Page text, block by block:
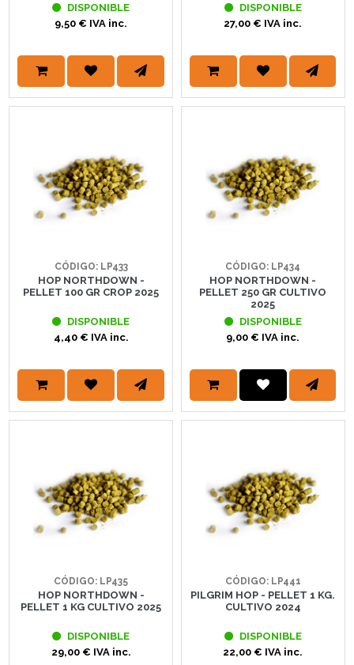
DISPONIBLE
9,50 € IVA inc.
DISPONIBLE
27,00 € IVA inc.
CÓDIGO: LP433
HOP NORTHDOWN -
PELLET 100 GR CROP 2025
DISPONIBLE
4,40 € IVA inc.
CÓDIGO: LP434
HOP NORTHDOWN -
PELLET 250 GR CULTIVO
2025
DISPONIBLE
9,00 € IVA inc.
CÓDIGO: LP435
HOP NORTHDOWN -
PELLET 1 KG CULTIVO 2025
DISPONIBLE
29,00 € IVA inc.
CÓDIGO: LP441
PILGRIM HOP - PELLET 1 KG.
CULTIVO 2024
DISPONIBLE
22,00 € IVA inc.